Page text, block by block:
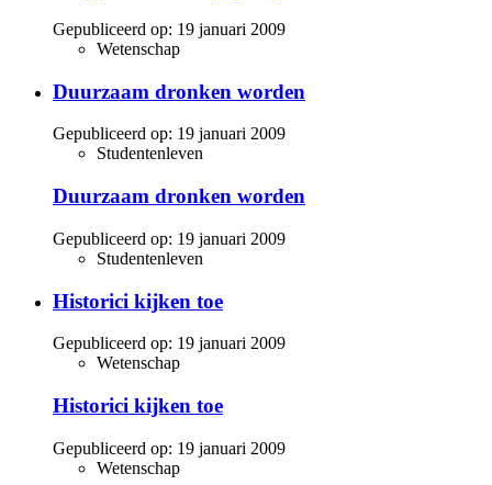
Gepubliceerd op: 19 januari 2009
Wetenschap
Duurzaam dronken worden
Gepubliceerd op: 19 januari 2009
Studentenleven
Duurzaam dronken worden
Gepubliceerd op: 19 januari 2009
Studentenleven
Historici kijken toe
Gepubliceerd op: 19 januari 2009
Wetenschap
Historici kijken toe
Gepubliceerd op: 19 januari 2009
Wetenschap